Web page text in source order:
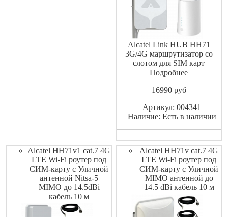
Alcatel Link HUB HH71
3G/4G маршрутизатор со
слотом для SIM карт
подходят GSM операторы
МТС Мегафон Билайн
т.п.(тарифные планы без
ограничений для работы в
Подробнее
16990pуб
Артикул: 004341
Наличие: Есть в наличии
Alcatel HH71v1 cat.7 4G
LTE Wi-Fi роутер под
СИМ-карту с Уличной
антенной Nitsa-5
MIMO до 14.5dBi
кабель 10 м
Alcatel HH71v cat.7 4G
LTE Wi-Fi роутер под
СИМ-карту с Уличной
MIMO антенной до
14.5 dBi кабель 10 м